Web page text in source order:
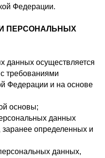
Федерации.
ПЕРСОНАЛЬНЫХ
данных осуществляется
требованиями
Федерации и на основе
основы;
данных
определенных и
данных,